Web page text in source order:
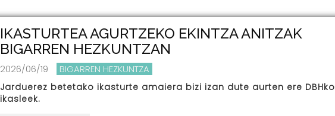
IKASTURTEA AGURTZEKO EKINTZA ANITZAK
BIGARREN HEZKUNTZAN
2026/06/19 BIGARREN HEZKUNTZA
Jarduerez betetako ikasturte amaiera bizi izan dute aurten ere DBHko
ikasleek.